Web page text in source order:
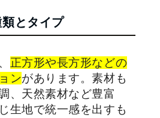
とタイプ
正方形や長方形などの
ンがあります。素材も
、天然素材など豊富
生地で統一感を出すも